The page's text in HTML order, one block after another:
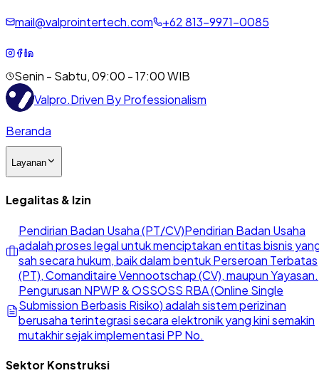
mail@valprointertech.com +62813-9971-0085
Senin - Sabtu, 09:00 - 17:00 WIB
Valpro.Driven By Professionalism
Beranda
Layanan
Legalitas & Izin
Pendirian Badan Usaha (PT/CV)Pendirian Badan Usaha
adalah proses legal untuk menciptakan entitas bisnis
sah secara hukum, baik dalam bentuk Perseroan Terbatas
(PT), Comanditaire Vennootschap (CV), maupun Yayasan.
Pengurusan NPWP & OSSOSS RBA (Online Single
Submission Berbasis Risiko) adalah sistem perizinan
berusaha terintegrasi secara elektronik yang kini semakin
mutakhir sejak implementasi PP No.
Sektor Konstruksi